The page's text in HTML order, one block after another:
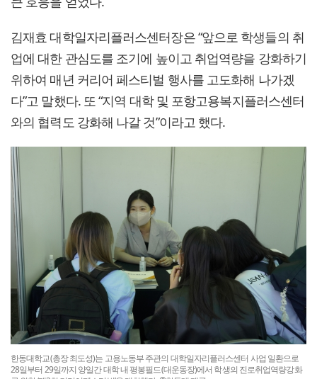
김재효 대학일자리플러스센터장은 “앞으로 학생들의 취
업에 대한 관심도를 조기에 높이고 취업역량을 강화하기
위하여 매년 커리어 페스티벌 행사를 고도화해 나가겠
다”고 말했다. 또 “지역 대학 및 포항고용복지플러스센터
와의 협력도 강화해 나갈 것”이라고 했다.
한동대학교(총장 최도성)는 고용노동부 주관의 대학일자리플러스센터 사업 일환으로
28일부터 29일까지 양일간 대학 내 평봉필드(대운동장)에서 학생의 진로취업역량강화